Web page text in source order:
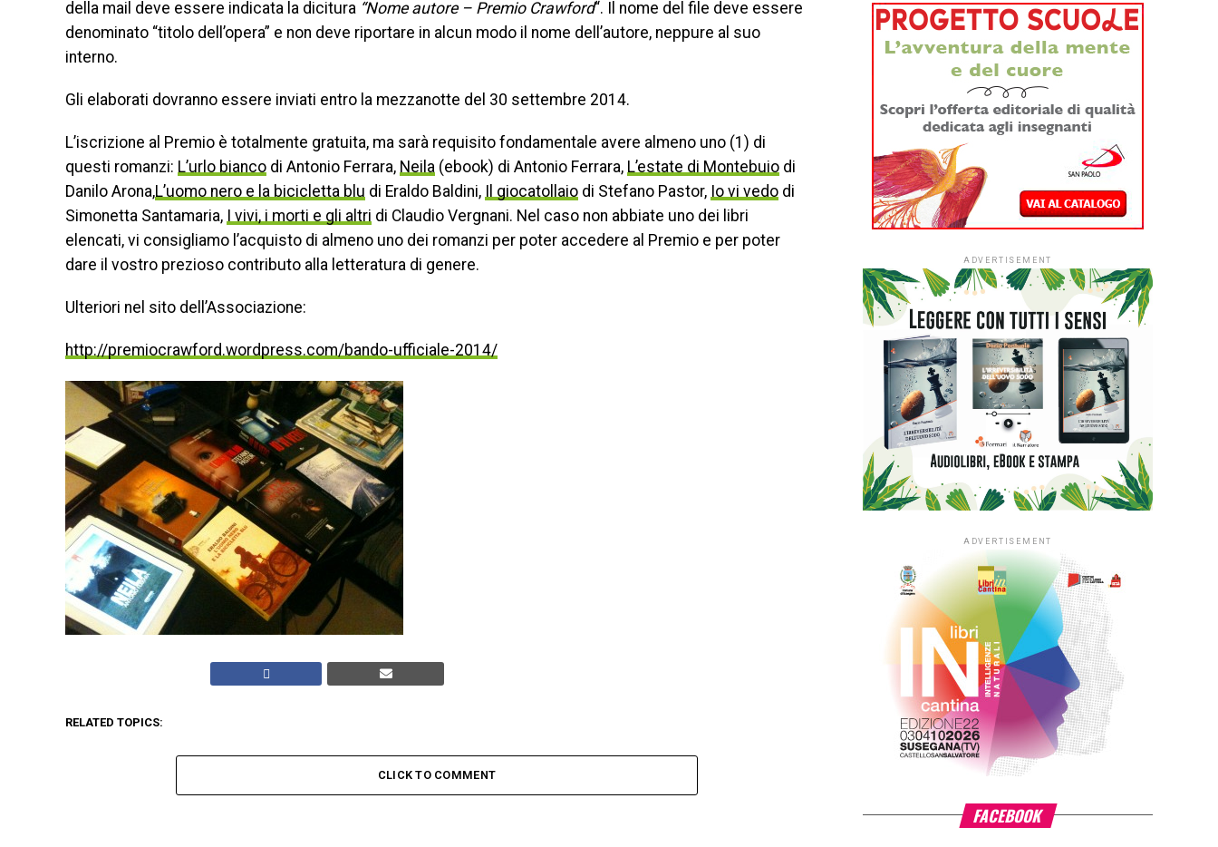
della mail deve essere indicata la dicitura “Nome autore – Premio Crawford“. Il nome del file deve essere
denominato “titolo dell’opera” e non deve riportare in alcun modo il nome dell’autore, neppure al suo
interno.
Gli elaborati dovranno essere inviati entro la mezzanotte del 30 settembre 2014.
L’iscrizione al Premio è totalmente gratuita, ma sarà requisito fondamentale avere almeno uno (1) di
questi romanzi: L’urlo bianco di Antonio Ferrara, Neila (ebook) di Antonio Ferrara, L’estate di Montebuio di
Danilo Arona,L’uomo nero e la bicicletta blu di Eraldo Baldini, Il giocatollaio di Stefano Pastor, Io vi vedo di
Simonetta Santamaria,
I vivi, i morti e gli altri di Claudio Vergnani. Nel caso non abbiate uno dei libri
elencati, vi consigliamo l’acquisto di almeno uno dei romanzi per poter accedere al Premio e per poter
dare il vostro prezioso contributo alla letteratura di genere.
Ulteriori nel sito dell’Associazione:
http://premiocrawford.wordpress.com/bando-ufficiale-2014/
RELATED TOPICS:
CLICK TO COMMENT
ADVERTISEMENT
ADVERTISEMENT
FACEBOOK